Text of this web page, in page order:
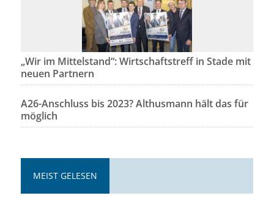
„Wir im Mittelstand“: Wirtschaftstreff in Stade mit
neuen Partnern
A26-Anschluss bis 2023? Althusmann hält das für
möglich
MEIST GELESEN